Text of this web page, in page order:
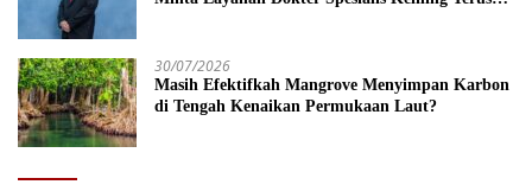
30/07/2026
Masih Efektifkah Mangrove Menyimpan Karbon
di Tengah Kenaikan Permukaan Laut?